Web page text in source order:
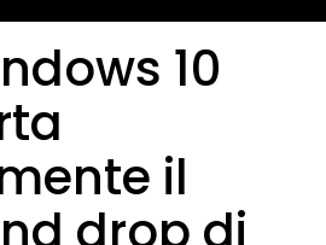
10
il